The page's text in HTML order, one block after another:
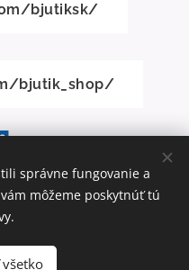
bjutiksk/
bjutik_shop/
Cookies
správne fungovanie a
môžeme poskytnúť tú